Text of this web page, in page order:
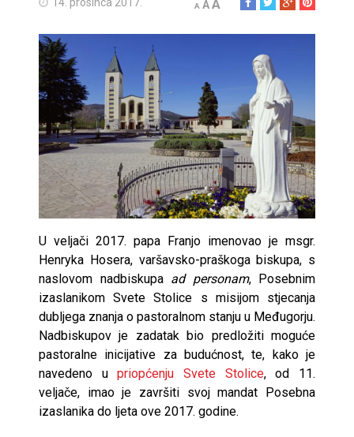
14. prosinca 2017. A AA
U veljači 2017. papa Franjo imenovao je msgr.
Henryka Hosera, varšavsko-praškoga biskupa, s
naslovom nadbiskupa ad personam, Posebnim
izaslanikom Svete Stolice s misijom stjecanja
dubljega znanja o pastoralnom stanju u Međugorju.
Nadbiskupov je zadatak bio predložiti moguće
pastoralne inicijative za budućnost, te, kako je
navedeno upriopćenju Svete Stolice, od 11.
veljače, imao je završiti svoj mandat Posebna
izaslanika do ljeta ove 2017. godine.